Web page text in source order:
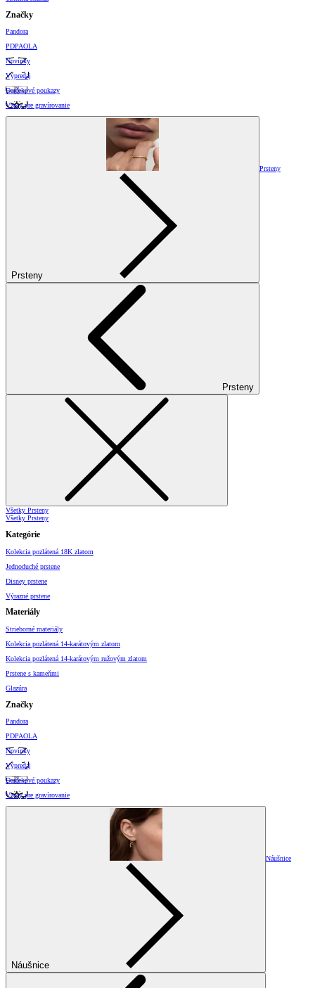
Značky
Pandora
PDPAOLA
Novinky
Výpredaj
Darčekové poukazy
Vzory pre gravírovanie
Prsteny
Prsteny
Prsteny
Všetky Prsteny
Všetky Prsteny
Kategórie
Kolekcia pozlátená 18K zlatom
Jednoduché prstene
Disney prstene
Výrazné prstene
Materiály
Strieborné materiály
Kolekcia pozlátená 14-karátovým zlatom
Kolekcia pozlátená 14-karátovým ružovým zlatom
Prstene s kameňmi
Glazúra
Značky
Pandora
PDPAOLA
Novinky
Výpredaj
Darčekové poukazy
Vzory pre gravírovanie
Náušnice
Náušnice